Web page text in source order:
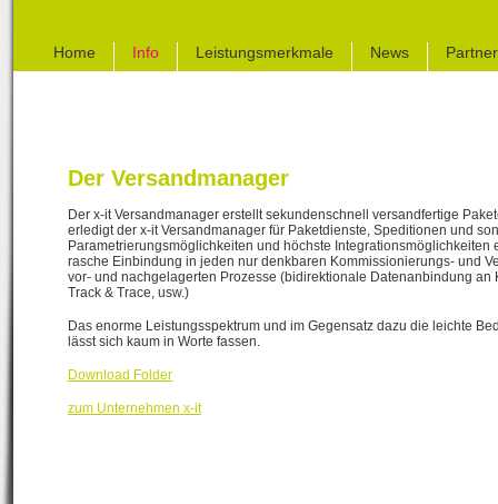
Home Info Leistungsmerkmale News Partner
Der Versandmanager
Der x-it Versandmanager erstellt sekundenschnell versandfertige
erledigt der x-it Versandmanager für Paketdienste, Speditionen und
Parametrierungsmöglichkeiten und höchste
rasche Einbindung in jeden nur denkbaren Kommissionierungs- und
vor- und nachgelagerten Prozesse (bidirektionale Datenanbindung an
Track & Trace, usw.)
Das enorme Leistungsspektrum und im Gegensatz dazu die leichte
lässt sich kaum in Worte fassen.
Download Folder
zum Unternehmen x-it